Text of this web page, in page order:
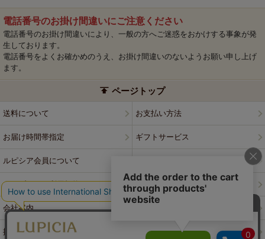
電話番号のお掛け間違いにご注意ください
電話番号のお掛け間違いにより、一般の方へご迷惑をおかけする事象が発
生しております。
電話番号をよくお確かめのうえ、お掛け間違いのないようお願い申し上げ
ます。
ページトップ
送料について お支払い方法
お届け時間帯指定 ギフトサービス
ルピシア会員について
ウェブサイト利用規約 特定商取引法に基づく表記
会社案内
採用情報 ルピシアブランド